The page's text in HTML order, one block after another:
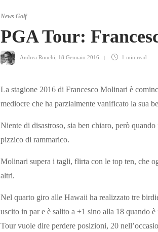
News Golf
PGA Tour:
Andrea Ronchi 18 Gennaio 2016 1 min read
La stagione 2016 di Francesco Molinari è
mediocre che ha parzialmente vanificato la sua
Niente di disastroso, sia ben chiaro, però
pizzico di rammarico.
Molinari supera i tagli, flirta con le top ten, che
altri.
Nel quarto giro alle Hawaii ha realizzato tre
uscito in par e è salito a +1 sino alla 18 quando
Tour vuole dire perdere posizioni, 20